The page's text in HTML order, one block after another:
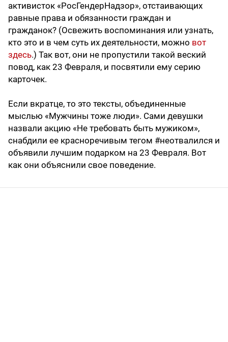
активисток «РосГендерНадзор», отстаивающих
равные права и обязанности граждан и
гражданок? (Освежить воспоминания или узнать,
кто это и в чем суть их деятельности, можно вот
здесь.) Так вот, они не пропустили такой веский
повод, как 23 Февраля, и посвятили ему серию
карточек.
Если вкратце, то это тексты, объединенные
мыслью «Мужчины тоже люди». Сами девушки
назвали акцию «Не требовать быть мужиком»,
снабдили ее красноречивым тегом #неотвалился и
объявили лучшим подарком на 23 Февраля. Вот
как они объяснили свое поведение.